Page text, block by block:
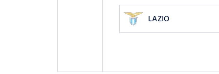
LAZIO